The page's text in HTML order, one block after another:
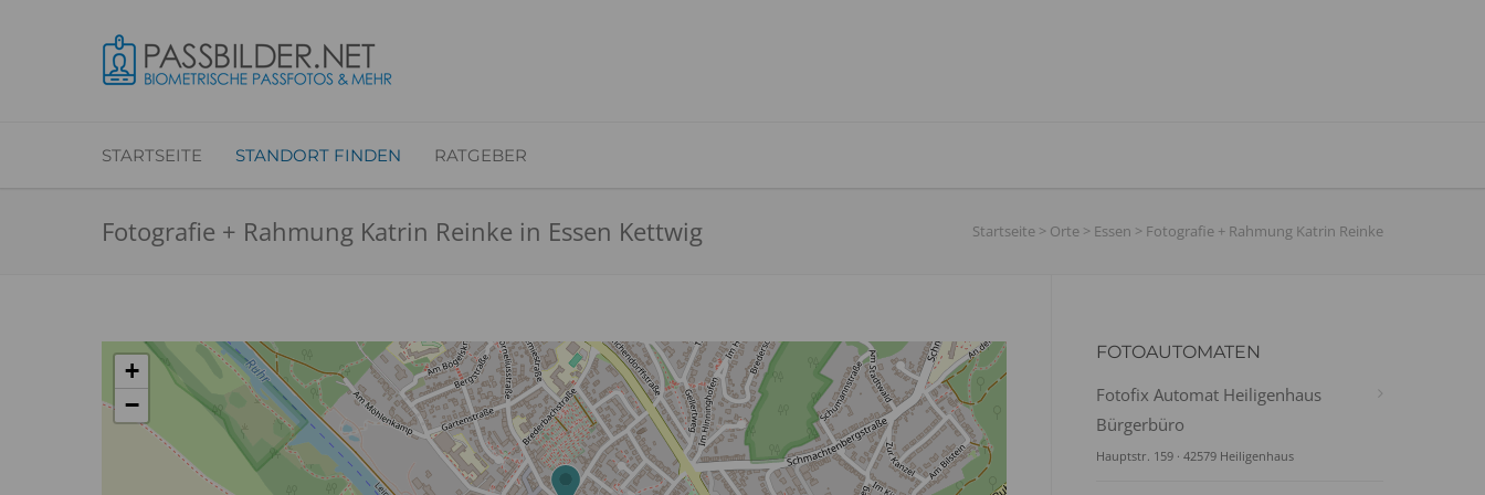
STARTSEITE STANDORT FINDEN RATGEBER
Fotografie + Rahmung Katrin Reinke in Essen Kettwig Startseite > Orte > Essen > Fotografie + Rahmung Katrin Reinke
+
−
FOTOAUTOMATEN
Fotofix Automat Heiligenhaus
Bürgerbüro
Hauptstr. 159 · 42579 Heiligenhaus